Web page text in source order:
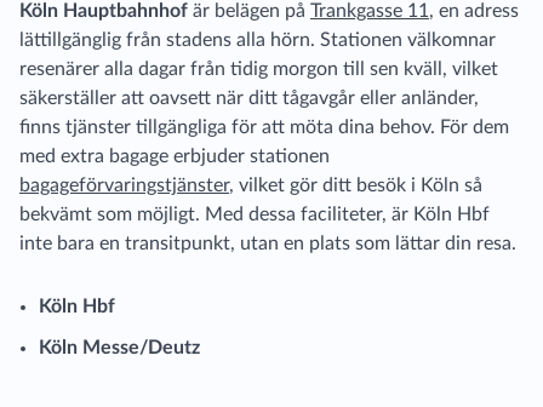
Köln Hauptbahnhof är belägen på Trankgasse 11 , en adress
lättillgänglig från stadens alla hörn. Stationen välkomnar
resenärer alla dagar från tidig morgon till sen kväll, vilket
säkerställer att oavsett när ditt tågavgår eller anländer,
finns tjänster tillgängliga för att möta dina behov. För dem
med extra bagage erbjuder stationen
bagageförvaringstjänster, vilket gör ditt besök i Köln så
bekvämt som möjligt. Med dessa faciliteter, är Köln Hbf
inte bara en transitpunkt, utan en plats som lättar din resa.
Köln Hbf
Köln Messe/Deutz